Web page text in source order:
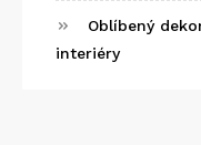
Oblíbený
interiéry